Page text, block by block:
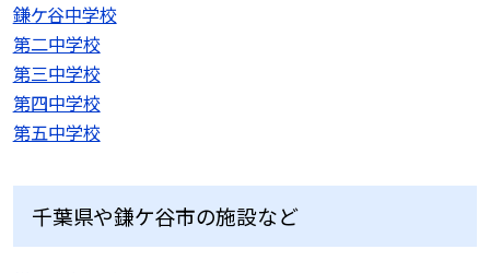
鎌ケ谷中学校
第二中学校
第三中学校
第四中学校
第五中学校
千葉県や鎌ケ谷市の施設など